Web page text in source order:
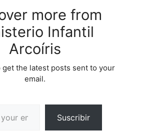
more from
Infantil
Arcoíris
get the latest posts sent to your
email.
Suscribir